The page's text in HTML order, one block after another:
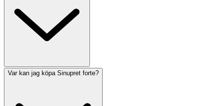
Var kan jag köpa Sinupret forte?